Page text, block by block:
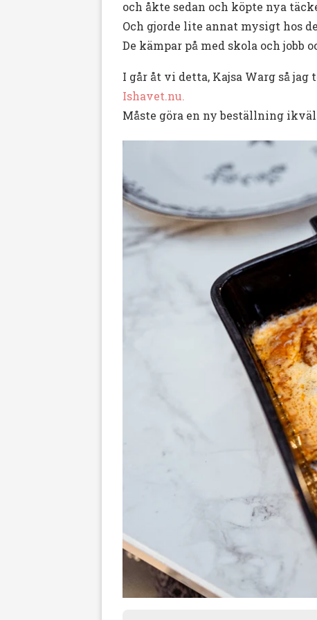
och åkte sedan och köpte nya
Och gjorde lite annat mysigt hos
De kämpar på med skola och jobb
I går åt vi detta, Kajsa Warg så
Ishavet.nu.
Måste göra en ny beställning